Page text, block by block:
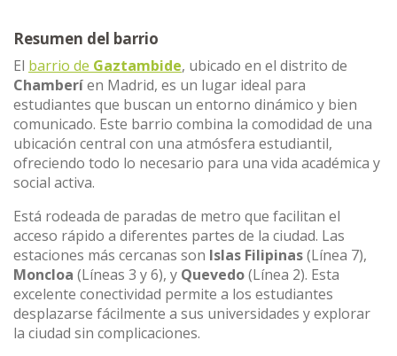
Resumen del barrio
El barrio de Gaztambide, ubicado en el distrito de
Chamberíen Madrid, es un lugar ideal para
estudiantes que buscan un entorno dinámico y bien
comunicado. Este barrio combina la comodidad de una
ubicación central con una atmósfera estudiantil,
ofreciendo todo lo necesario para una vida académica y
social activa.
Está rodeada de paradas de metro que facilitan el
acceso rápido a diferentes partes de la ciudad. Las
estaciones más cercanas son Islas Filipinas(Línea 7),
Moncloa (Líneas 3 y 6), y Quevedo(Línea 2). Esta
excelente conectividad permite a los estudiantes
desplazarse fácilmente a sus universidades y explorar
la ciudad sin complicaciones.